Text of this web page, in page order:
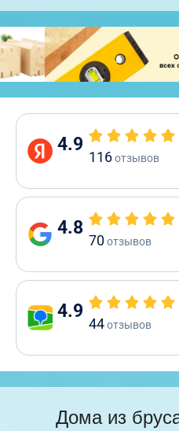
4.9
116отзывов
4.8
70отзывов
4.9
44отзывов
Дома из